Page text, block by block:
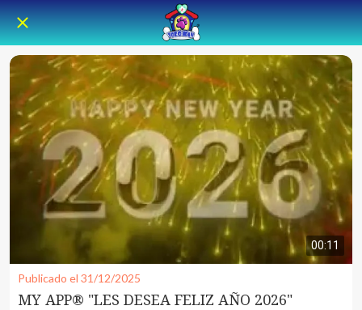
00:11
Publicado el 31/12/2025
MY APP® "LES DESEA FELIZ AÑO 2026"